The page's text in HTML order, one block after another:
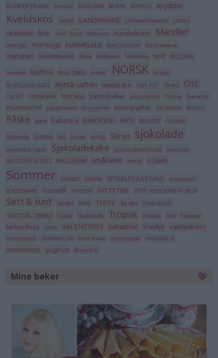
KONFEKTKAKE
Konjakk KOREANSK krem KRINGLE Krydder
Kveldskos LAKRIS LANGPANNE LATINAMERIKANSK
LEFSER
LIBANESISK
likør lime Lucia Macarons mandelbunn Mandler
mango marengs MARMELADE MAROKKANSK Marshmallows
marsipan MARSIPANKAKE Meze Midtøsten Milkshake MINT MOCKTAIL
moreller Muffins MUG CAKES multer NORSK
nougat
NUTELLA/NUGATTI
Nyttårsaften nøttekake ONE POT Oreo Ost
Ost (91 ostekake PANCAKES pannekaker pasjonsfrukt Pavlova
Peanøtter
PEKANNØTTER
pepperkaker Pinjekjerner pistasjnøtter PLOMMER PÅLEGG
Påske pære Rabarbra RAW FOOD RIPS RISGRØT rosiner
Rullekake SAFRAN saft Scones sirup Sitron sjokolade
sjokoladefondant Sjokoladekake SJOKOLADEMOUSSE
Smoothie
SMOOTHIE BOWLS
SMULDREPAI småkaker snacks SOLBÆR
Sommer SORBET SPANSK SPISELIG JULEGAVE
stikkelsbær
SUKSESSKAKE
surmelk svensk SYLTETØY SØTET KONDENSERT MELK
Søtt & sunt TAHINI TAPAS TERTE Tex-Mex THAILANDSK
TIKTOK-TREND TOAST TRANEBÆR Tropisk TYRKISK TYSK Tyttebær
tørket frukt vafler VALENTINES valnøtter Vanilje vaniljekrem
Vannbakkels VANNMELON Varm drikke vietnamesisk
VIKINGMELK
WIENERBRØD
yoghurt Østerriksk
Mine bøker